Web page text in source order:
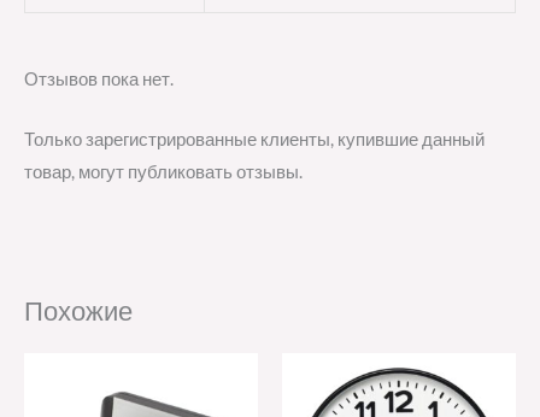
Отзывов пока нет.
Только зарегистрированные клиенты, купившие данный
товар, могут публиковать отзывы.
Похожие